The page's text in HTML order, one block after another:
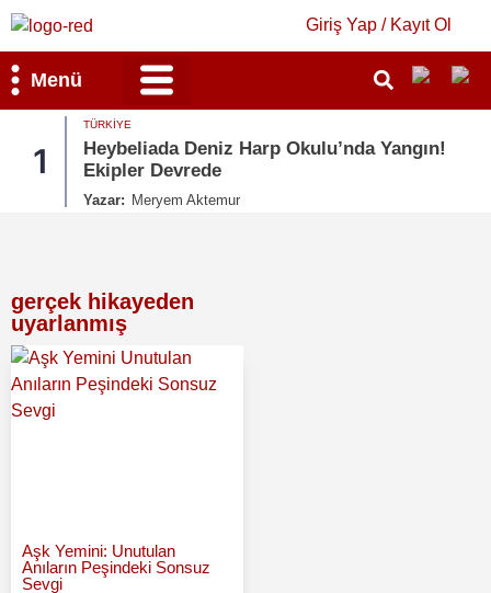
Giriş Yap / Kayıt Ol
Menü
TÜRKIYE
Heybeliada Deniz Harp Okulu’nda Yangın!
Ekipler Devrede
Meryem Aktemur
2
gerçek hikayeden
uyarlanmış
Aşk Yemini: Unutulan
Anıların Peşindeki Sonsuz
Sevgi